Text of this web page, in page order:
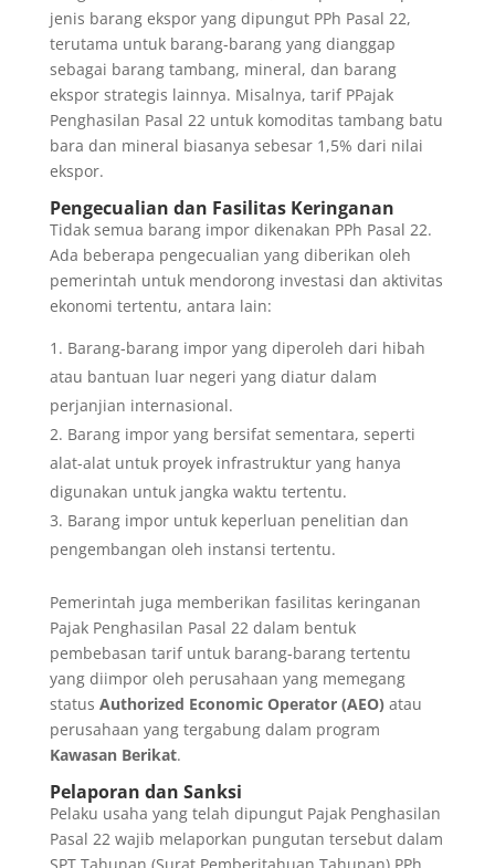
jenis barang ekspor yang dipungut PPh Pasal 22,
terutama untuk barang-barang yang dianggap
sebagai barang tambang, mineral, dan barang
ekspor strategis lainnya. Misalnya, tarif PPajak
Penghasilan Pasal 22 untuk komoditas tambang batu
bara dan mineral biasanya sebesar 1,5% dari nilai
ekspor.
Pengecualian dan Fasilitas Keringanan
Tidak semua barang impor dikenakan PPh Pasal 22.
Ada beberapa pengecualian yang diberikan oleh
pemerintah untuk mendorong investasi dan aktivitas
ekonomi tertentu, antara lain:
Barang-barang impor yang diperoleh dari hibah
atau bantuan luar negeri yang diatur dalam
perjanjian internasional.
Barang impor yang bersifat sementara, seperti
alat-alat untuk proyek infrastruktur yang hanya
digunakan untuk jangka waktu tertentu.
Barang impor untuk keperluan penelitian dan
pengembangan oleh instansi tertentu.
Pemerintah juga memberikan fasilitas keringanan
Pajak Penghasilan Pasal 22 dalam bentuk
pembebasan tarif untuk barang-barang tertentu
yang diimpor oleh perusahaan yang memegang
status Authorized Economic Operator (AEO) atau
perusahaan yang tergabung dalam program
Kawasan Berikat.
Pelaporan dan Sanksi
Pelaku usaha yang telah dipungut Pajak Penghasilan
Pasal 22 wajib melaporkan pungutan tersebut dalam